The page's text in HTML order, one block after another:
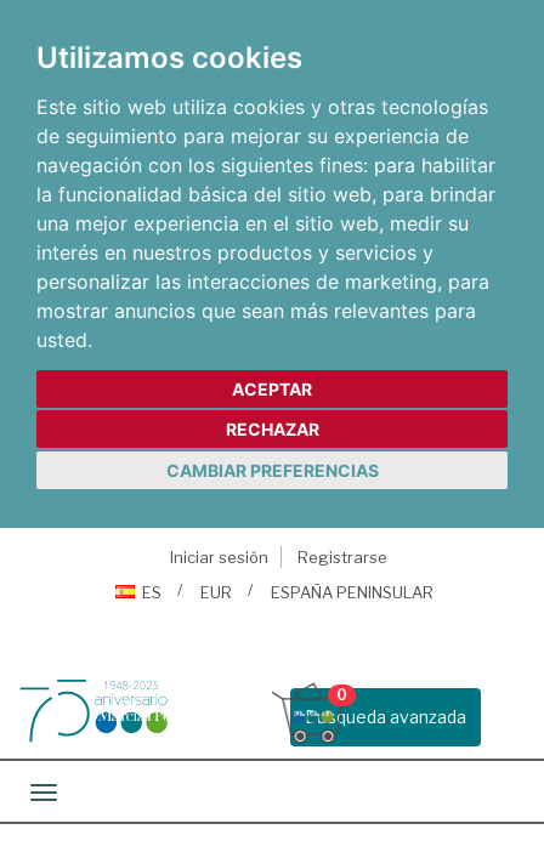
Utilizamos cookies
Este sitio web utiliza cookies y otras tecnologías
de seguimiento para mejorar su experiencia de
navegación con los siguientes fines: para habilitar
la funcionalidad básica del sitio web, para brindar
una mejor experiencia en el sitio web, medir su
interés en nuestros productos y servicios y
personalizar las interacciones de marketing, para
mostrar anuncios que sean más relevantes para
usted.
ACEPTAR
RECHAZAR
CAMBIAR PREFERENCIAS
Iniciar sesión
Registrarse
ES
EUR ESPAÑA PENINSULAR
Busqueda avanzada
0
Toggle navigation